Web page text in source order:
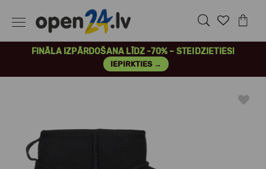
FINĀLA IZPĀRDOŠANA LĪDZ -70% – STEIDZIETIES!
IEPIRKTIES →